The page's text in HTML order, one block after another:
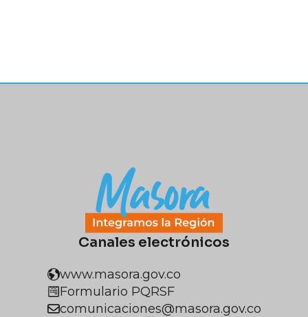
Canales electrónicos
www.masora.gov.co
Formulario PQRSF
comunicaciones@masora.gov.co